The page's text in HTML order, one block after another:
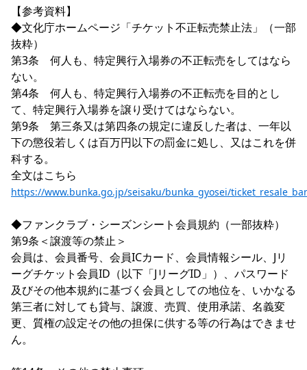
【参考資料】
◆文化庁ホームページ「チケット不正転売禁止法」（一部
抜粋）
第3条　何人も、特定興行入場券の不正転売をしてはなら
ない。
第4条　何人も、特定興行入場券の不正転売を目的とし
て、特定興行入場券を譲り受けてはならない。
第9条　第三条又は第四条の規定に違反した者は、一年以
下の懲役若しくは百万円以下の罰金に処し、又はこれを併
科する。
全文はこちら
https://www.bunka.go.jp/seisaku/bunka_gyosei/
◆ファンクラブ・シーズンシート会員規約（一部抜粋）
第9条＜譲渡等の禁止＞
会員は、会員番号、会員ICカード、会員情報シール、Jリ
ーグチケット会員ID（以下「JリーグID」）、パスワード
及びその他本規約に基づく会員としての地位を、いかなる
第三者に対しても貸与、譲渡、売買、使用承諾、名義変
更、質権の設定その他の担保に供する等の行為はできませ
ん。